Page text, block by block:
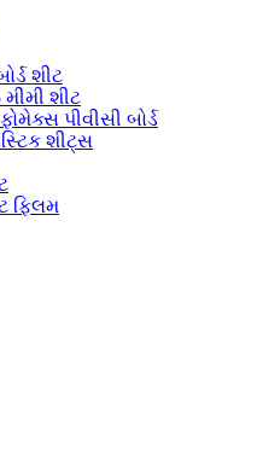
શીટ
શીટ
પીવીસી બોર્ડ
શીટ્સ
ફ્લિમ